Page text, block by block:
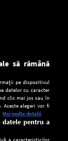
smartphone:
să rămână
pe dispozitivul
datelor cu caracter
clic mai jos sau în
Aceste alegeri vor fi
Mai multe detalii
pentru a
a caracteristicilor